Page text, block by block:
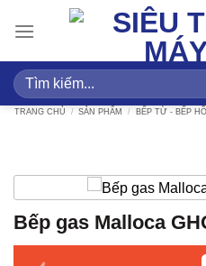
qua
dung
Tìm
kiếm:
TRANG CHỦ / SẢN PHẨM / BẾP TỪ - BẾP
Bếp gas Malloca